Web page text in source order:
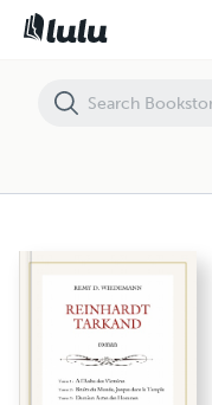
Reinhardt Tarkand, l'intégrale